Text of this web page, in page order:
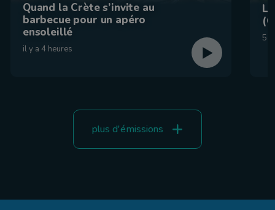
Quand la Crète s’invite au
barbecue pour un apéro
ensoleillé
il y a 4 heures
5
plus d'émissions